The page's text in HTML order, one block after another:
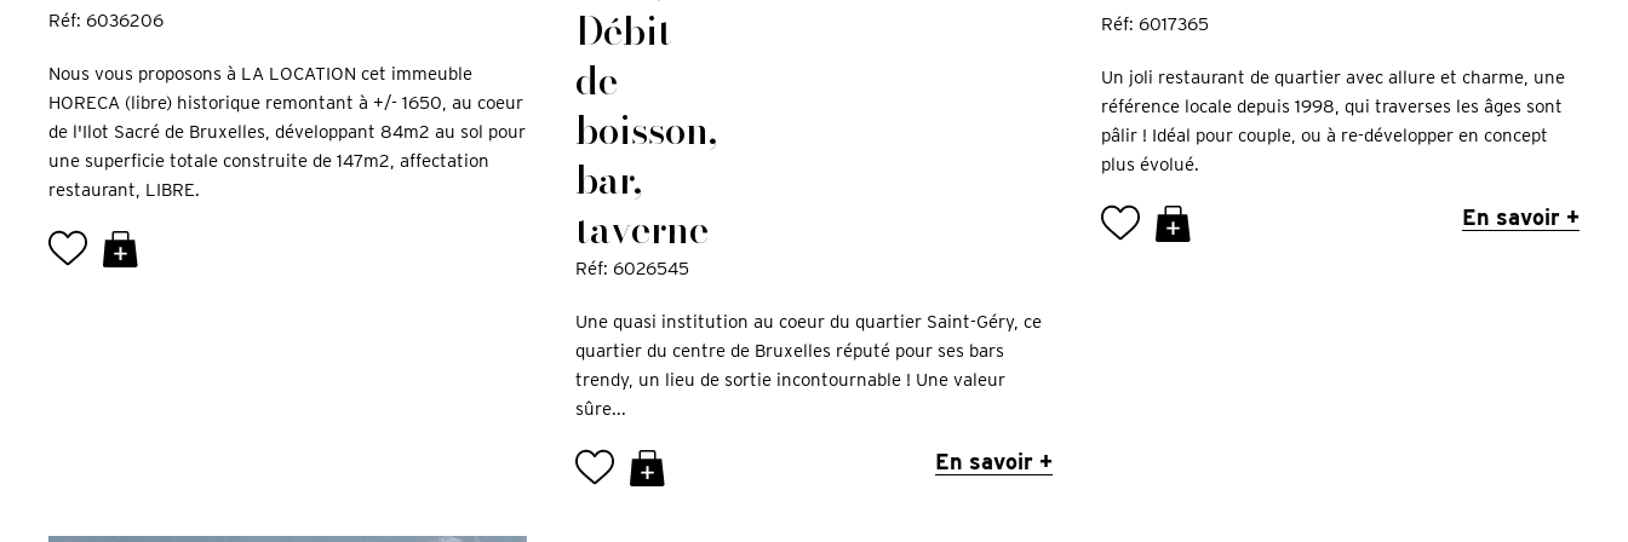
Réf: 6036206
Nous vous proposons à LA LOCATION cet immeuble
HORECA (libre) historique remontant à +/- 1650, au coeur
de l'Ilot Sacré de Bruxelles, développant 84m2 au sol pour
une superficie totale construite de 147m2, affectation
restaurant, LIBRE.
Débit
de
boisson,
bar,
taverne
Réf: 6026545
Une quasi institution au coeur du quartier Saint-Géry, ce
quartier du centre de Bruxelles réputé pour ses bars
trendy, un lieu de sortie incontournable ! Une valeur
sûre...
En savoir +
Réf: 6017365
Un joli restaurant de quartier avec allure et charme, une
référence locale depuis 1998, qui traverses les âges sont
pâlir ! Idéal pour couple, ou à re-développer en concept
plus évolué.
En savoir +